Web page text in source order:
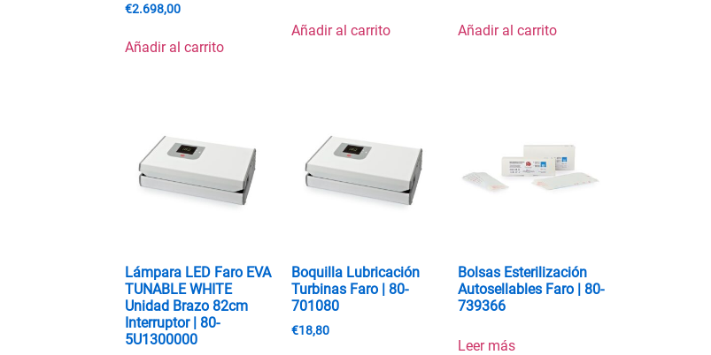
€2.698,00
Añadir al carrito
Añadir al carrito Añadir al carrito
Lámpara LED Faro EVA
TUNABLE WHITE
Unidad Brazo 82cm
Interruptor | 80-
5U1300000
Boquilla Lubricación
Turbinas Faro | 80-
701080
€18,80
Bolsas Esterilización
Autosellables Faro | 80-
739366
Leer más